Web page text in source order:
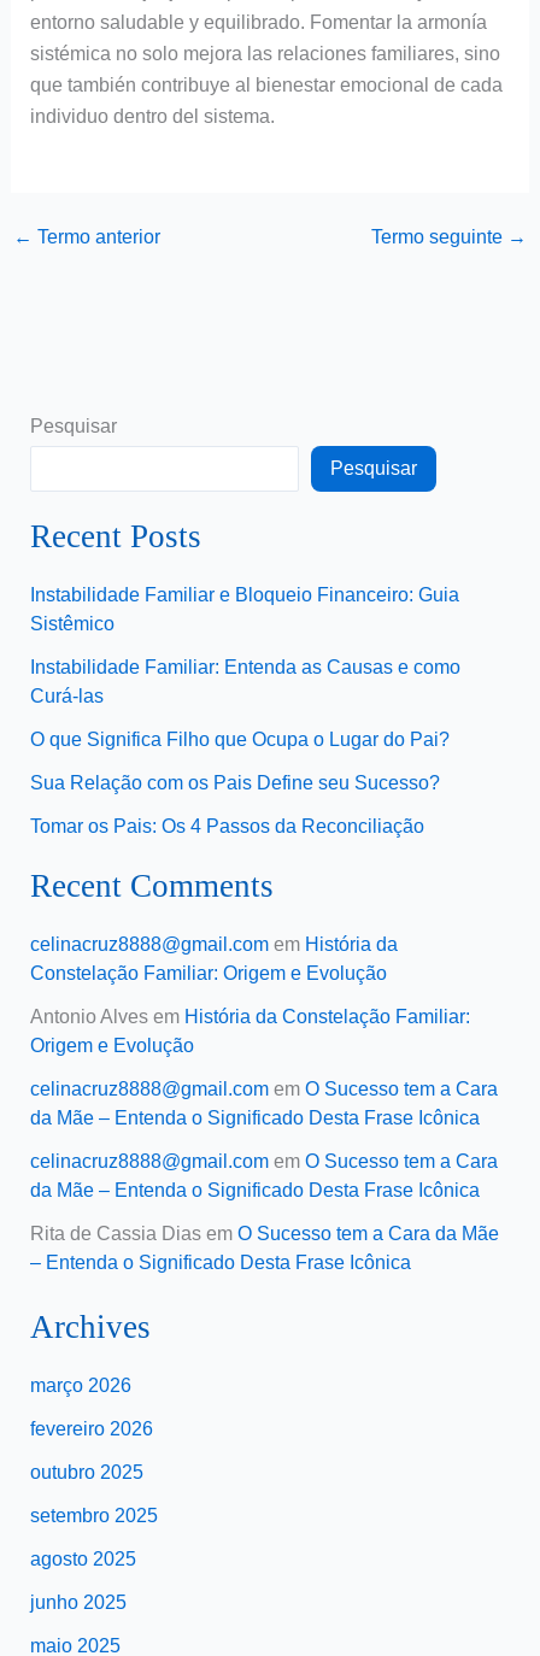
entorno saludable y equilibrado. Fomentar la armonía
sistémica no solo mejora las relaciones familiares, sino
que también contribuye al bienestar emocional de cada
individuo dentro del sistema.
← Termo anterior Termo seguinte →
Pesquisar
Pesquisar
Recent Posts
Instabilidade Familiar e Bloqueio Financeiro: Guia
Sistêmico
Instabilidade Familiar: Entenda as Causas e como
Curá-las
O que Significa Filho que Ocupa o Lugar do Pai?
Sua Relação com os Pais Define seu Sucesso?
Tomar os Pais: Os 4 Passos da Reconciliação
Recent Comments
celinacruz8888@gmail.comem História da
Constelação Familiar: Origem e Evolução
Antonio Alvesem História da Constelação Familiar:
Origem e Evolução
celinacruz8888@gmail.comem O Sucesso tem a Cara
da Mãe – Entenda o Significado Desta Frase Icônica
celinacruz8888@gmail.comem O Sucesso tem a Cara
da Mãe – Entenda o Significado Desta Frase Icônica
Rita de Cassia Diasem O Sucesso tem a Cara da Mãe
– Entenda o Significado Desta Frase Icônica
Archives
março 2026
fevereiro 2026
outubro 2025
setembro 2025
agosto 2025
junho 2025
maio 2025